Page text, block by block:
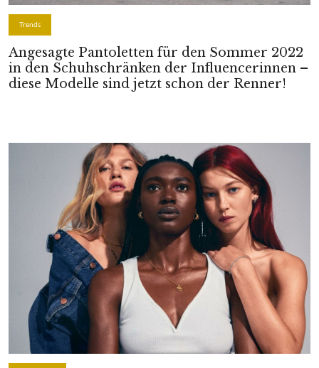
Trends
Angesagte Pantoletten für den Sommer 2022
in den Schuhschränken der Influencerinnen –
diese Modelle sind jetzt schon der Renner!